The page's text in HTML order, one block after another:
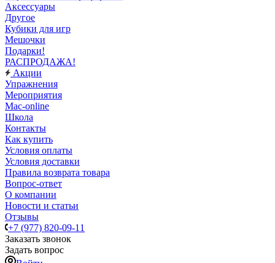
Аксессуары
Другое
Кубики для игр
Мешочки
Подарки!
РАСПРОДАЖА!
Акции
Упражнения
Мероприятия
Mac-online
Школа
Контакты
Как купить
Условия оплаты
Условия доставки
Правила возврата товара
Вопрос-ответ
О компании
Новости и статьи
Отзывы
+7 (977) 820-09-11
Заказать звонок
Задать вопрос